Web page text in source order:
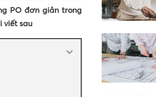
PO đơn giản trong
viết sau